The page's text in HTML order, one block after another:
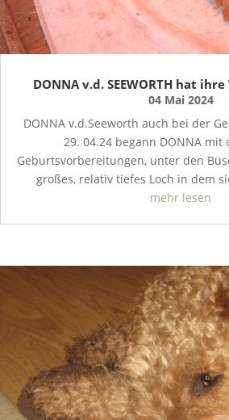
DONNA v.d. SEEWORTH hat
04 Mai 2024
DONNA v.d.Seeworth auch bei der
29. 04.24 begann DONNA mit
Geburtsvorbereitungen, unter den
großes, relativ tiefes Loch in dem
mehr lesen